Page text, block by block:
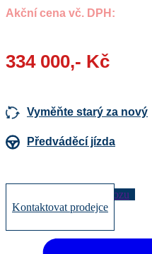
Akční cena vč. DPH:
334 000,- Kč
Vyměňte starý za nový
Předváděcí jízda
Nezávazná poptávka vozu
Kontaktovat prodejce